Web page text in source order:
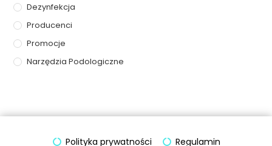
Dezynfekcja
Producenci
Promocje
Narzędzia Podologiczne
Polityka prywatności Regulamin